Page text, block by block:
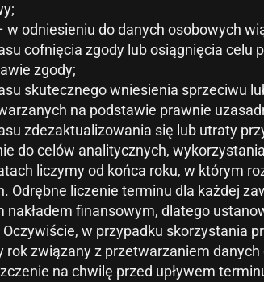
w odniesieniu do danych osobowych
cofnięcia zgody lub osiągnięcia celu
zgody;
skutecznego wniesienia sprzeciwu
na podstawie prawnie
zdezaktualizowania się lub utraty
do celów analitycznych,
liczymy od końca roku, w którym
Odrębne liczenie terminu dla każdej
nakładem finansowym, dlatego
w przypadku skorzystania
rok związany z przetwarzaniem
na chwilę przed upływem